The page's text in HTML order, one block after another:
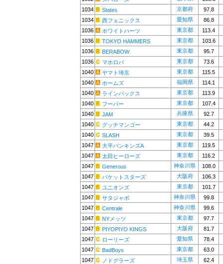
1034
States 京都府
97.8
1034
西フェニックス 愛知県
86.8
1036
ホワイトハーツ 東京都
113.4
1036
TOKYO HAMMERS 東京都
103.6
1036
BERABOW 東京都
95.7
1036
マホロバ 東京都
73.6
1040
ヤマト埼京 東京都
115.5
1040
ホームズ 福岡県
114.1
1040
ラインバックス 東京都
113.9
1040
フーバー 東京都
107.4
1040
JAM 兵庫県
92.7
1040
グッチマンゴー 東京都
44.2
1040
SLASH 東京都
39.5
1047
大平バンキンズA 東京都
119.5
1047
太田ヒーローズ 東京都
116.2
1047
Generous 神奈川県
108.0
1047
パケットスターズ 大阪府
106.3
1047
ユニオンズ 東京都
101.7
1047
サタジャポ 神奈川県
99.8
1047
Centrale 神奈川県
99.6
1047
NYメッツ 東京都
97.7
1047
PIYOPIYO KINGS 大阪府
81.7
1047
ローリーズ 愛知県
78.4
1047
BadBoys 東京都
63.0
1047
ノドグラーズ 埼玉県
62.4